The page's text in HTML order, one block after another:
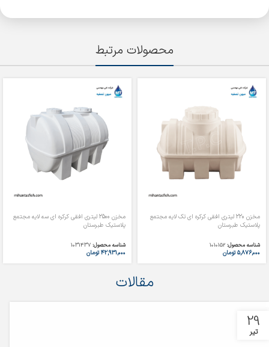
محصولات مرتبط
مخزن 220 لیتری افقی کرکره ای تک لایه مجتمع
پلاستیک طبرستان
شناسه محصول: 1010152
۵,۸۷۶,۰۰۰ تومان
مخزن 2500 لیتری افقی کرکره ای سه لایه مجتمع
پلاستیک طبرستان
شناسه محصول: 1031437
۴۲,۹۳۱,۰۰۰ تومان
مقالات
29
تیر